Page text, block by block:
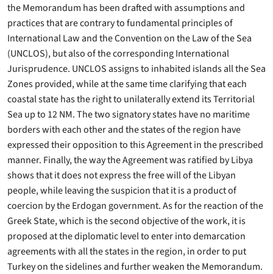
the Memorandum has been drafted with assumptions and
practices that are contrary to fundamental principles of
International Law and the Convention on the Law of the Sea
(UNCLOS), but also of the corresponding International
Jurisprudence. UNCLOS assigns to inhabited islands all the Sea
Zones provided, while at the same time clarifying that each
coastal state has the right to unilaterally extend its Territorial
Sea up to 12 NM. The two signatory states have no maritime
borders with each other and the states of the region have
expressed their opposition to this Agreement in the prescribed
manner. Finally, the way the Agreement was ratified by Libya
shows that it does not express the free will of the Libyan
people, while leaving the suspicion that it is a product of
coercion by the Erdogan government. As for the reaction of the
Greek State, which is the second objective of the work, it is
proposed at the diplomatic level to enter into demarcation
agreements with all the states in the region, in order to put
Turkey on the sidelines and further weaken the Memorandum.